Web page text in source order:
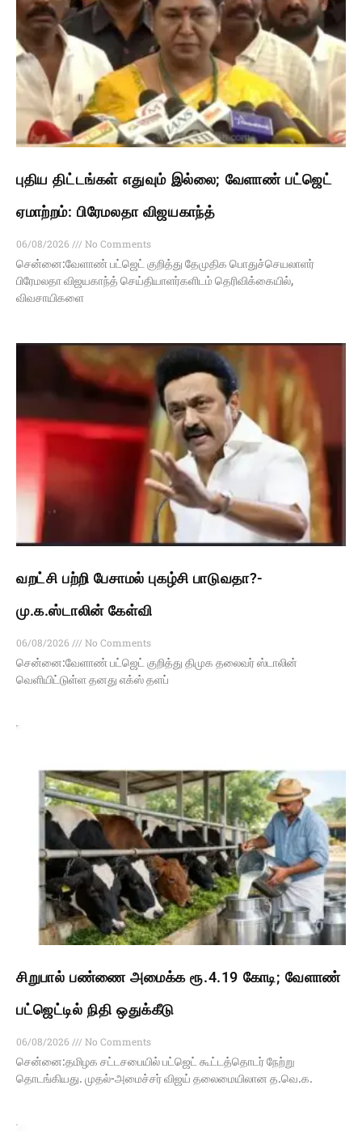
புதிய திட்டங்கள் எதுவும் இல்லை; வேளாண் பட்ஜெட்
ஏமாற்றம்: பிரேமலதா விஜயகாந்த்
06/08/2026
No Comments
சென்னை:வேளாண் பட்ஜெட் குறித்து தேமுதிக பொதுச்செயலாளர்
பிரேமலதா விஜயகாந்த் செய்தியாளர்களிடம் தெரிவிக்கையில்,
விவசாயிகளை
வறட்சி பற்றி பேசாமல் புகழ்சி பாடுவதா?-
மு.க.ஸ்டாலின் கேள்வி
06/08/2026
No Comments
சென்னை:வேளாண் பட்ஜெட் குறித்து திமுக தலைவர் ஸ்டாலின்
வெளியிட்டுள்ள தனது எக்ஸ் தளப்
சிறுபால் பண்ணை அமைக்க ரூ.4.19 கோடி; வேளாண்
பட்ஜெட்டில் நிதி ஒதுக்கீடு
06/08/2026
No Comments
சென்னை:தமிழக சட்டசபையில் பட்ஜெட் கூட்டத்தொடர் நேற்று
தொடங்கியது. முதல்-அமைச்சர் விஜய் தலைமையிலான த.வெ.க.